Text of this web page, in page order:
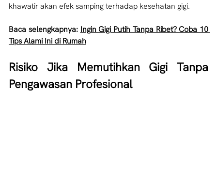
khawatir akan efek samping terhadap kesehatan gigi.
Baca selengkapnya: Ingin Gigi Putih Tanpa Ribet? Coba 10
Tips Alami Ini di Rumah
Risiko Jika Memutihkan Gigi Tanpa
Pengawasan Profesional